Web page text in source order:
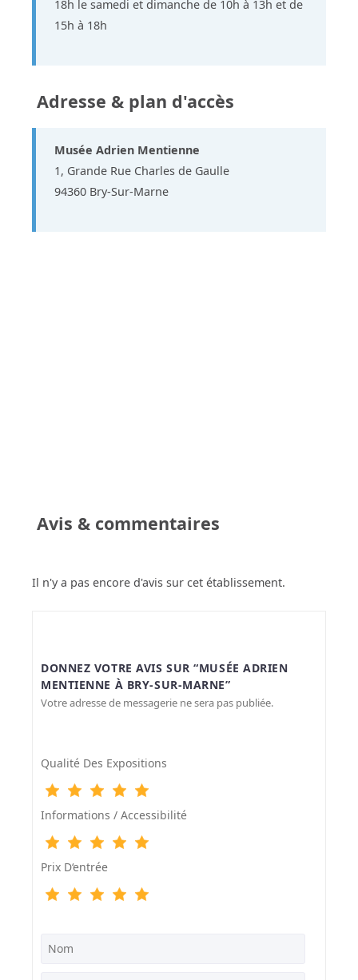
18h le samedi et dimanche de 10h à 13h et de
15h à 18h
Adresse & plan d'accès
Musée Adrien Mentienne
1, Grande Rue Charles de Gaulle
94360 Bry-Sur-Marne
Avis & commentaires
Il n'y a pas encore d'avis sur cet établissement.
DONNEZ VOTRE AVIS SUR “MUSÉE ADRIEN
MENTIENNE À BRY-SUR-MARNE”
Votre adresse de messagerie ne sera pas publiée.
Qualité Des Expositions
Informations / Accessibilité
Prix D‘entrée